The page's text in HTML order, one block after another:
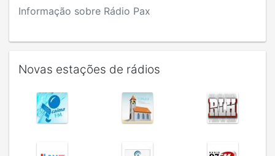
Informação sobre Rádio Pax
Novas estações de rádios